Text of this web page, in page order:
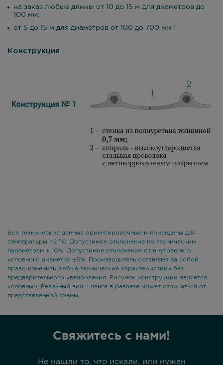
на заказ любые длины от 10 до 15 м для диаметров до
100 мм;
от 5 до 15 м для диаметров от 100 до 700 мм ;
Конструкция
Все технические данные ориентировочные и приведены для
температуры +21°С. Допустимое отклонение по техническим
параметрам ± 10%. Допустимое отклонение от внутреннего
условного диаметра ±5%. Производитель оставляет за собой
право изменить любые технические характеристики без
предварительного уведомления. Рисунок конструкции является
условным. Реальный вид шланга в разрезе может отличаться от
представленной схемы.
Свяжитесь с нами!
Не нашли то, что искали, или нужен